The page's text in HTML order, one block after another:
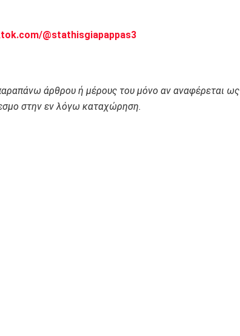
@stathisgiapappas3
άρθρου ή μέρους του μόνο αν αναφέρεται ως
στην εν λόγω καταχώρηση.